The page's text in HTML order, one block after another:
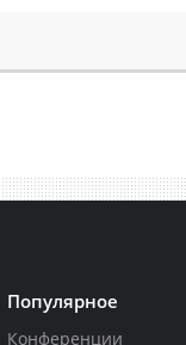
Популярное
Конференции